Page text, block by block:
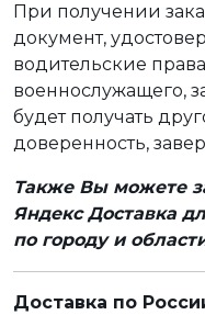
При получении
документ,
водительские
военнослужащего,
будет получать
доверенность,
Также Вы можете
Яндекс Доставка
по городу и
Доставка по